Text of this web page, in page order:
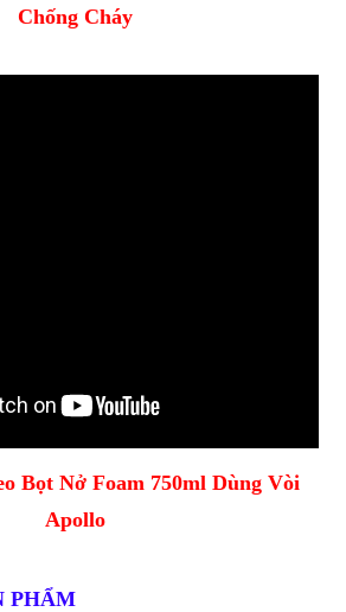
Chống Cháy
Bọt Nở Foam 750ml Dùng Vòi
Apollo
PHẨM